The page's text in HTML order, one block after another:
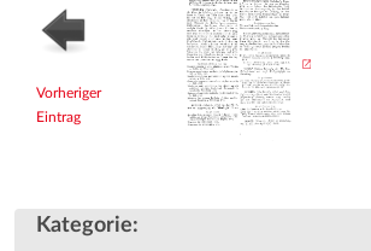
Vorheriger
Eintrag
Kategorie: